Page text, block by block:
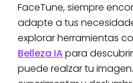
FaceTune, siempre
adapte a tus
explorar herramientas
Belleza IApara
puede realzar tu